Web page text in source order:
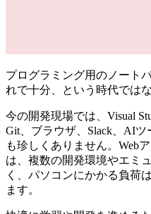
プログラミング用のノート
れで十分、という時代では
今の開発現場では、Visual
Git、ブラウザ、Slack、AI
も珍しくありません。Web
は、複数の開発環境やエミ
く、パソコンにかかる負荷
ます。